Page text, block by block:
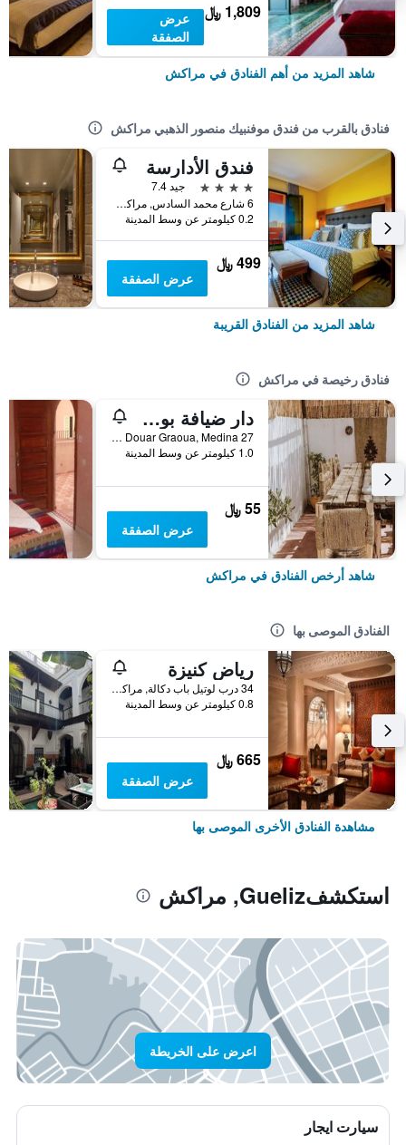
1,809 ﷼
عرض
الصفقة
شاهد المزيد من أهم الفنادق في مراكش
فنادق بالقرب من فندق موفنبيك منصور الذهبي مراكش
فندق الأدارسة
4 نجوم
جيد 7.4
6 شارع محمد السادس, مراكش, المغرب
0.2 كيلومتر عن وسط المدينة
499 ﷼
عرض الصفقة
شاهد المزيد من الفنادق القريبة
فنادق رخيصة في مراكش
دار ضيافة بوهو 27، مراكش
27 Derb Cherkaoui Douar Graoua, Medina, مراكش, المغرب
1.0 كيلومتر عن وسط المدينة
55 ﷼
عرض الصفقة
شاهد أرخص الفنادق في مراكش
الفنادق الموصى بها
رياض كنيزة
34 درب لوتيل باب دكالة, مراكش, المغرب
0.8 كيلومتر عن وسط المدينة
665 ﷼
عرض الصفقة
مشاهدة الفنادق الأخرى الموصى بها
استكشفGueliz, مراكش
اعرض على الخريطة
سيارت ايجار